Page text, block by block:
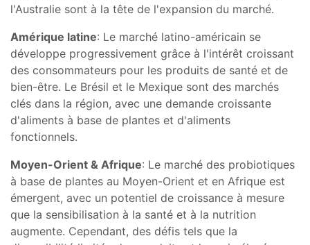
l'Australie sont à la tête de l'expansion du marché.
Amérique latine: Le marché latino-américain se
développe progressivement grâce à l'intérêt croissant
des consommateurs pour les produits de santé et de
bien-être. Le Brésil et le Mexique sont des marchés
clés dans la région, avec une demande croissante
d'aliments à base de plantes et d'aliments
fonctionnels.
Moyen-Orient & Afrique: Le marché des probiotiques
à base de plantes au Moyen-Orient et en Afrique est
émergent, avec un potentiel de croissance à mesure
que la sensibilisation à la santé et à la nutrition
augmente. Cependant, des défis tels que la